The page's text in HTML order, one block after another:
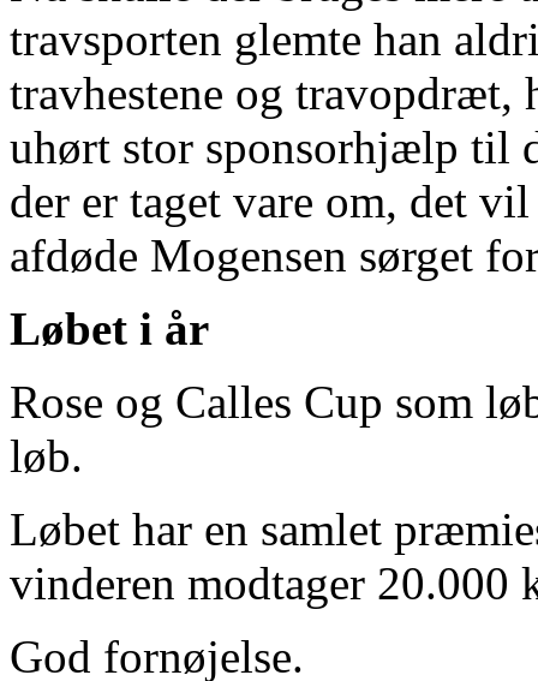
travsporten glemte han
travhestene og travopdræt,
uhørt stor sponsorhjælp til
der er taget vare om, det
afdøde Mogensen sørget
Løbet i år
Rose og Calles Cup som
løb.
Løbet har en samlet
vinderen modtager 20.000
God fornøjelse.